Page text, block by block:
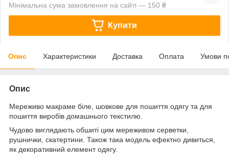
Мінімальна сума замовлення на сайті — 150 ₴
Купити
Опис Характеристики Доставка Оплата Умови
Опис
Мереживо макраме біле, шовкове для пошиття одягу та для
пошиття виробів домашнього текстилю.
Чудово виглядають обшиті цим мереживом серветки,
рушнички, скатертини. Також така модель ефектно дивиться,
як декоративний елемент одягу.